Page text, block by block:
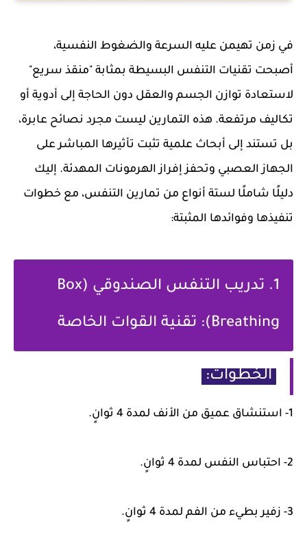
في زمن تهيمن عليه السرعة والضغوط النفسية،
أصبحت تقنيات التنفس البسيطة بمثابة "منقذ سريع"
لاستعادة توازن الجسم والعقل دون الحاجة إلى أدوية أو
تكاليف مرتفعة. هذه التمارين ليست مجرد نصائح عابرة،
بل تستند إلى أبحاث علمية تثبت تأثيرها المباشر على
الجهاز العصبي وتحفز إفراز الهرمونات المهدئة. إليك
دليلًا شاملًا لستة أنواع من تمارين التنفس، مع خطوات
تنفيذها وفوائدها المثبتة:
1. تدريب التنفس الصندوقي (Box
Breathing): تقنية القوات الخاصة
الخطوات:
1- استنشاق عميق من الأنف لمدة 4 ثوانٍ.
2- احتباس النفس لمدة 4 ثوانٍ.
3- زفير بطيء من الفم لمدة 4 ثوانٍ.